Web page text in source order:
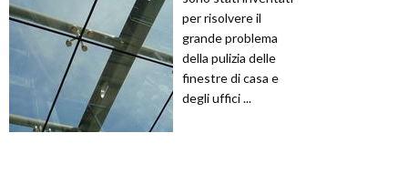
per risolvere il
grande problema
della pulizia delle
finestre di casa e
degli uffici ...